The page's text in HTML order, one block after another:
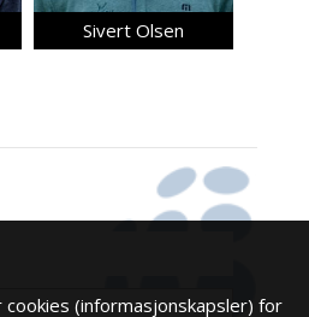
Sivert Olsen
(informasjonskapsler) for